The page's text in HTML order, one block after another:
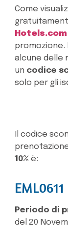
Come
Hotels.com
promozione.
alcune delle
un codice
solo per gli
Il codice
10% è:
EML0611
Periodo di
del 20